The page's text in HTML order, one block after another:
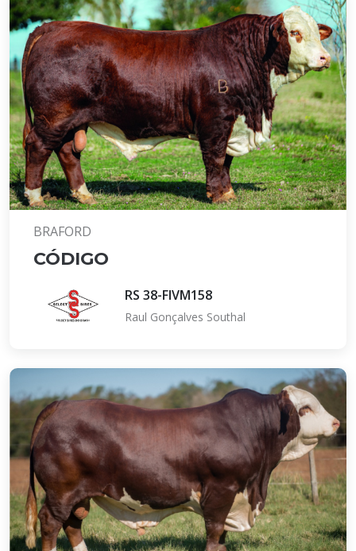
BRAFORD
CÓDIGO
RS 38-FIVM158
Raul Gonçalves Southal